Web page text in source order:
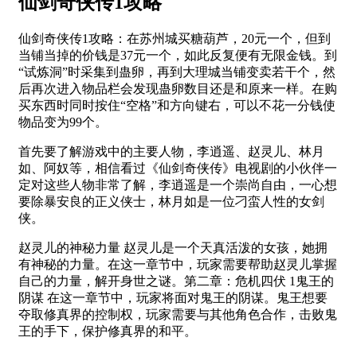
仙剑奇侠传1攻略：在苏州城买糖葫芦，20元一个，但到
当铺当掉的价钱是37元一个，如此反复便有无限金钱。到
“试炼洞”时采集到蛊卵，再到大理城当铺变卖若干个，然
后再次进入物品栏会发现蛊卵数目还是和原来一样。在购
买东西时同时按住“空格”和方向键右，可以不花一分钱使
物品变为99个。
首先要了解游戏中的主要人物，李逍遥、赵灵儿、林月
如、阿奴等，相信看过《仙剑奇侠传》电视剧的小伙伴一
定对这些人物非常了解，李逍遥是一个崇尚自由，一心想
要除暴安良的正义侠士，林月如是一位刁蛮人性的女剑
侠。
赵灵儿的神秘力量 赵灵儿是一个天真活泼的女孩，她拥
有神秘的力量。在这一章节中，玩家需要帮助赵灵儿掌握
自己的力量，解开身世之谜。第二章：危机四伏 1鬼王的
阴谋 在这一章节中，玩家将面对鬼王的阴谋。鬼王想要
夺取修真界的控制权，玩家需要与其他角色合作，击败鬼
王的手下，保护修真界的和平。